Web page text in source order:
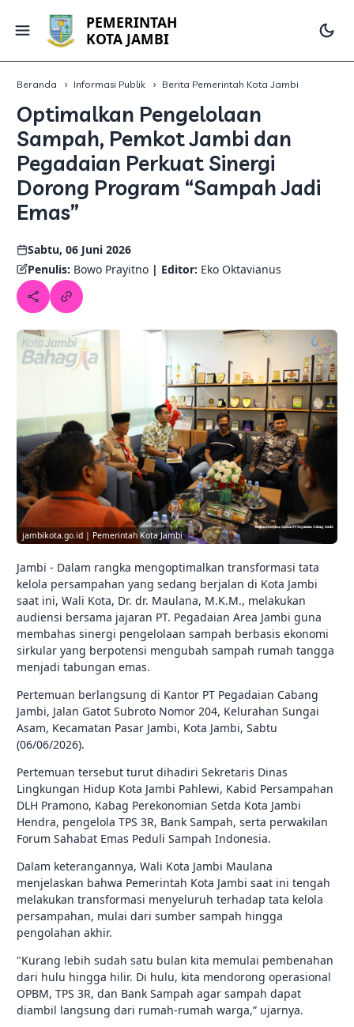
PEMERINTAH
KOTA JAMBI
Beranda Informasi Publik Berita Pemerintah Kota Jambi
Optimalkan Pengelolaan
Sampah, Pemkot Jambi dan
Pegadaian Perkuat Sinergi
Dorong Program “Sampah Jadi
Emas”
Sabtu, 06 Juni 2026
Penulis: Bowo Prayitno| Editor: Eko Oktavianus
jambikota.go.id | Pemerintah Kota Jambi
Jambi - Dalam rangka mengoptimalkan transformasi tata
kelola persampahan yang sedang berjalan di Kota Jambi
saat ini, Wali Kota, Dr. dr. Maulana, M.K.M., melakukan
audiensi bersama jajaran PT. Pegadaian Area Jambi guna
membahas sinergi pengelolaan sampah berbasis ekonomi
sirkular yang berpotensi mengubah sampah rumah tangga
menjadi tabungan emas.
Pertemuan berlangsung di Kantor PT Pegadaian Cabang
Jambi, Jalan Gatot Subroto Nomor 204, Kelurahan Sungai
Asam, Kecamatan Pasar Jambi, Kota Jambi, Sabtu
(06/06/2026).
Pertemuan tersebut turut dihadiri Sekretaris Dinas
Lingkungan Hidup Kota Jambi Pahlewi, Kabid Persampahan
DLH Pramono, Kabag Perekonomian Setda Kota Jambi
Hendra, pengelola TPS 3R, Bank Sampah, serta perwakilan
Forum Sahabat Emas Peduli Sampah Indonesia.
Dalam keterangannya, Wali Kota Jambi Maulana
menjelaskan bahwa Pemerintah Kota Jambi saat ini tengah
melakukan transformasi menyeluruh terhadap tata kelola
persampahan, mulai dari sumber sampah hingga
pengolahan akhir.
"Kurang lebih sudah satu bulan kita memulai pembenahan
dari hulu hingga hilir. Di hulu, kita mendorong operasional
OPBM, TPS 3R, dan Bank Sampah agar sampah dapat
diambil langsung dari rumah-rumah warga,” ujarnya.